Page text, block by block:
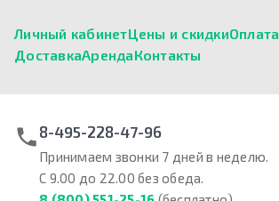
Личный кабинетЦены и скидкиОплата
ДоставкаАрендаКонтакты
8-495-228-47-96
Принимаем звонки 7 дней в неделю.
С 9.00 до 22.00 без обеда.